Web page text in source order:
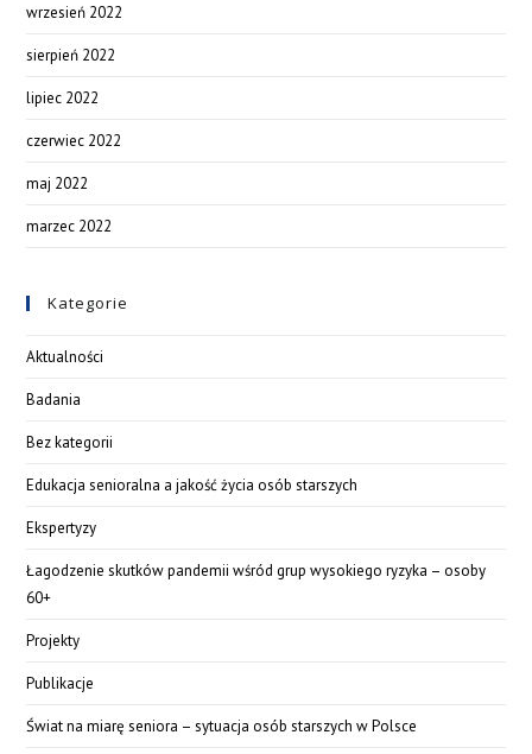
wrzesień 2022
sierpień 2022
lipiec 2022
czerwiec 2022
maj 2022
marzec 2022
Kategorie
Aktualności
Badania
Bez kategorii
Edukacja senioralna a jakość życia osób starszych
Ekspertyzy
Łagodzenie skutków pandemii wśród grup wysokiego ryzyka – osoby
60+
Projekty
Publikacje
Świat na miarę seniora – sytuacja osób starszych w Polsce